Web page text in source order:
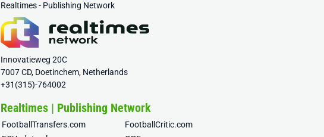
Realtimes - Publishing Network
Innovatieweg 20C
7007 CD, Doetinchem, Netherlands
+31(315)-764002
Realtimes | Publishing Network
FootballTransfers.com
FootballCritic.com